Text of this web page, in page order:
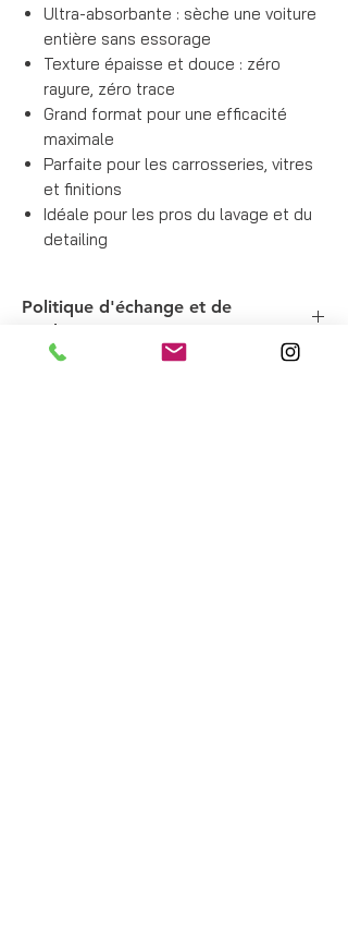
Ultra-absorbante : sèche une voiture
entière sans essorage
Texture épaisse et douce : zéro
rayure, zéro trace
Grand format pour une efficacité
maximale
Parfaite pour les carrosseries, vitres
et finitions
Idéale pour les pros du lavage et du
detailing
Politique d'échange et de
remboursement